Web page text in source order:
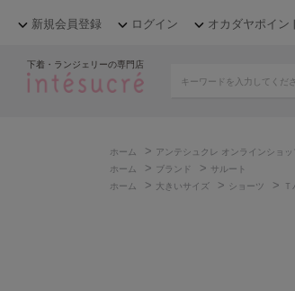
新規会員登録 ログイン オカダヤポイン
下着・ランジェリーの専門店
ホーム > アンテシュクレ オンラインショッ
ホーム
> ブランド > サルート
ホーム
> 大きいサイズ > ショーツ >